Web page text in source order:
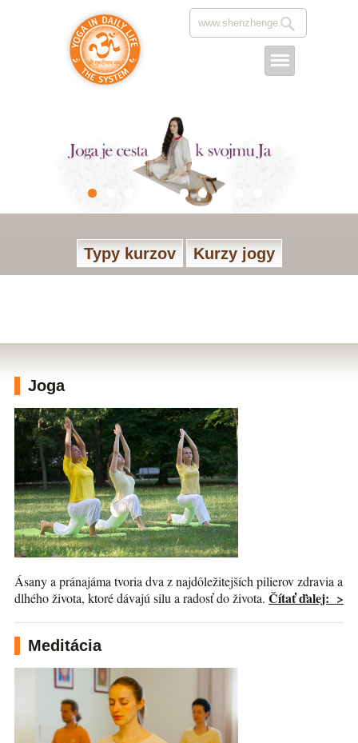
Typy kurzov Kurzy jogy
Joga
Ásany a pránajáma tvoria dva z najdôležitejších pilierov zdravia a
dlhého života, ktoré dávajú silu a radosť do života. Čítať ďalej: >
Meditácia